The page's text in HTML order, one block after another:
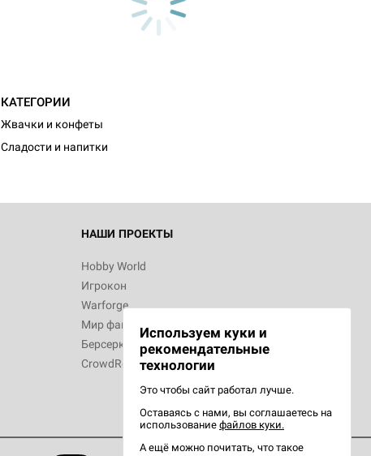
КАТЕГОРИИ
Жвачки и конфеты
Сладости и напитки
НАШИ ПРОЕКТЫ
Hobby World
Игрокон
Warforge
Мир фантастики
Берсерк
CrowdRepublic
Используем куки и
рекомендательные
технологии
Это чтобы сайт работал лучше.
Оставаясь с нами, вы соглашаетесь на
использование файлов куки.
А ещё можно почитать, что такое